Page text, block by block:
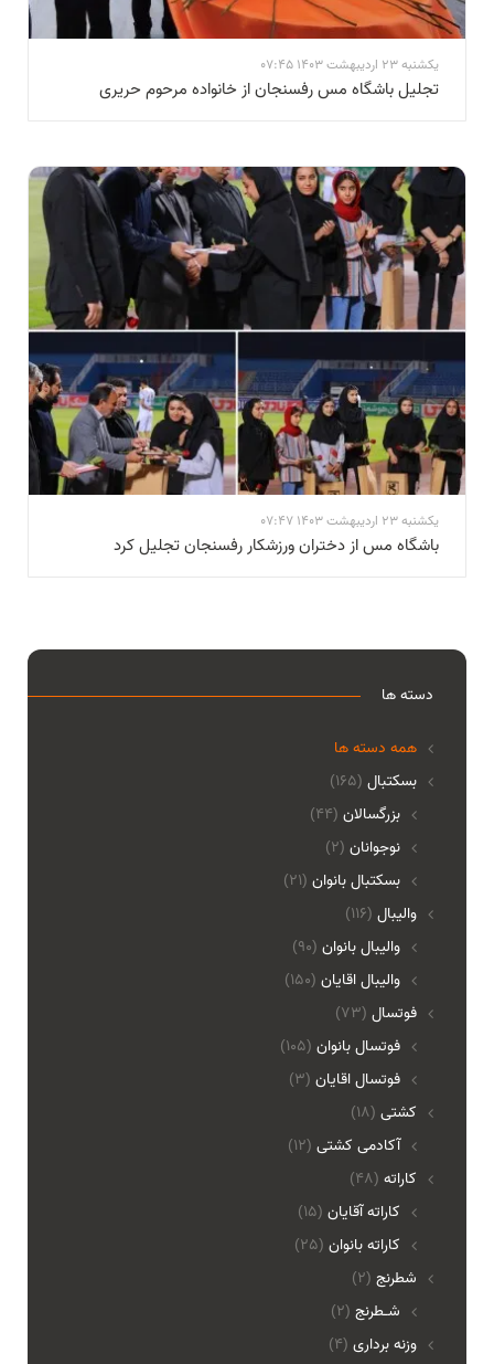
یکشنبه 23 اردیبهشت 1403 07:45
تجلیل باشگاه مس رفسنجان از خانواده مرحوم حریری
یکشنبه 23 اردیبهشت 1403 07:47
باشگاه مس از دختران ورزشکار رفسنجان تجلیل کرد
دسته ها
همه دسته ها
(165) بسکتبال
بزرگسالان (44)
نوجوانان (2)
بسکتبال بانوان (21)
(116) والیبال
واليبال بانوان (90)
واليبال اقايان (150)
(73) فوتسال
فوتسال بانوان (105)
فوتسال اقايان (3)
(18) کشتی
آکادمی کشتی (12)
(48) کاراته
کاراته آقایان (15)
کاراته بانوان (25)
(2) شطرنج
شـطرنج (2)
(4) وزنه برداری